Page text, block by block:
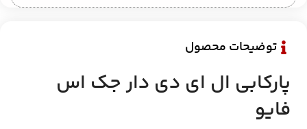
توضیحات محصول
پارکابی ال ای دی دار جک اس
فایو